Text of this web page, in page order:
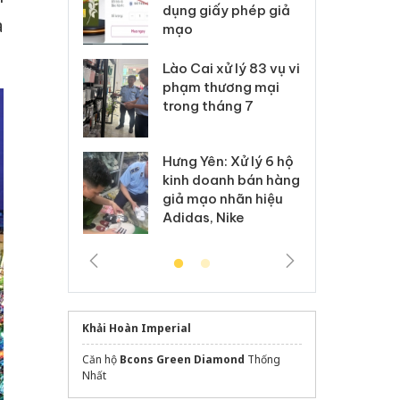
trong vụ
dụng giấy phép giả
mạo
Lào Cai xử lý 83 vụ vi
phạm thương mại
trong tháng 7
Hưng Yên: Xử lý 6 hộ
kinh doanh bán hàng
giả mạo nhãn hiệu
Adidas, Nike
Khải Hoàn Imperial
Căn hộ Bcons Green Diamond Thống
Nhất